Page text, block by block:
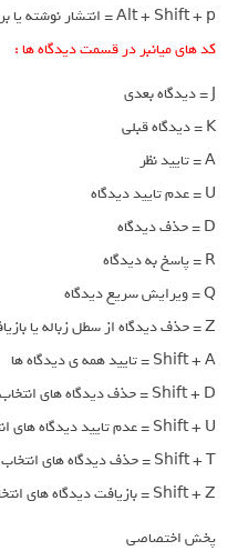
Alt + Shift + p = انتشار نوشته یا برگه
کد های میانبر در قسمت دیدگاه ها :
J = دیدگاه بعدی
K = دیدگاه قبلی
A = تایید نظر
U = عدم تایید دیدگاه
D = حذف دیدگاه
R = پاسخ به دیدگاه
Q = ویرایش سریع دیدگاه
Z = حذف دیدگاه از سطل زباله یا بازیافت آن ها
Shift + A = تایید همه ی دیدگاه ها
Shift + D = حذف دیدگاه های انتخاب شده
Shift + U = عدم تایید دیدگاه های انتخاب شده
Shift + T = حذف دیدگاه های انتخاب شده در سطل زباله
Shift + Z = بازیافت دیدگاه های انتخاب شده از سطل زباله
پخش اختصاصی